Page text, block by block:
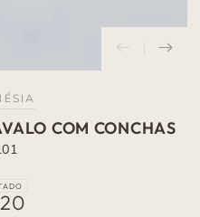
COM CONCHAS